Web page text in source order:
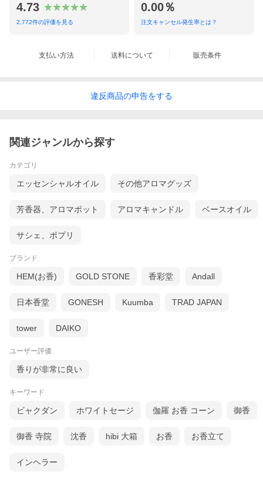
4.73
2,772件の評価を見る
0.00％
注文キャンセル発生率とは？
支払い方法 送料について 販売条件
違反商品の申告をする
関連ジャンルから探す
カテゴリ
エッセンシャルオイル その他アロマグッズ
芳香器、アロマポット アロマキャンドル ベースオイル
サシェ、ポプリ
ブランド
HEM(お香) GOLD STONE 香彩堂 Andall
日本香堂 GONESH Kuumba TRAD JAPAN
tower DAIKO
ユーザー評価
香りが非常に良い
キーワード
ビャクダン ホワイトセージ 伽羅 お香 コーン 御香
御香 寺院 沈香 hibi 大箱 お香 お香立て
インヘラー